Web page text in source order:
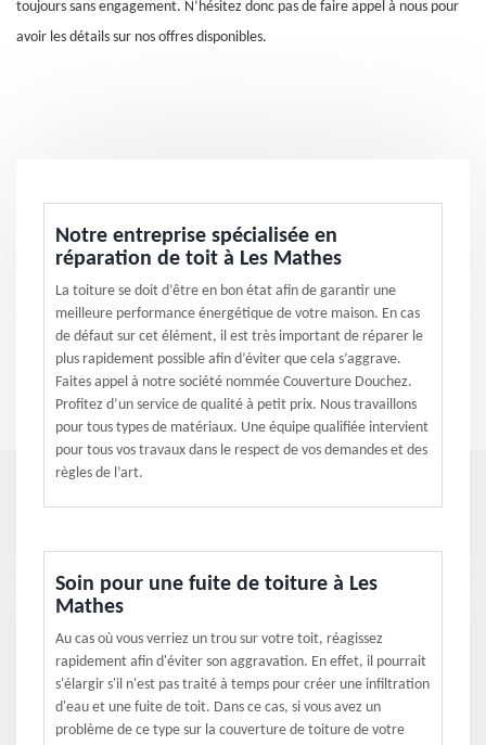
toujours sans engagement. N’hésitez donc pas de faire appel à nous pour
avoir les détails sur nos offres disponibles.
Notre entreprise spécialisée en
réparation de toit à Les Mathes
La toiture se doit d’être en bon état afin de garantir une
meilleure performance énergétique de votre maison. En cas
de défaut sur cet élément, il est très important de réparer le
plus rapidement possible afin d’éviter que cela s’aggrave.
Faites appel à notre société nommée Couverture Douchez.
Profitez d’un service de qualité à petit prix. Nous travaillons
pour tous types de matériaux. Une équipe qualifiée intervient
pour tous vos travaux dans le respect de vos demandes et des
règles de l’art.
Soin pour une fuite de toiture à Les
Mathes
Au cas où vous verriez un trou sur votre toit, réagissez
rapidement afin d'éviter son aggravation. En effet, il pourrait
s'élargir s'il n'est pas traité à temps pour créer une infiltration
d'eau et une fuite de toit. Dans ce cas, si vous avez un
problème de ce type sur la couverture de toiture de votre